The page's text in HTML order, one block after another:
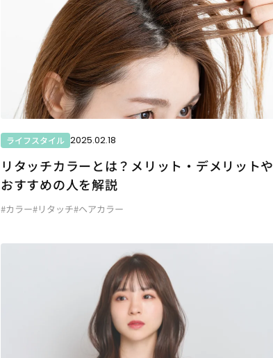
ライフスタイル 2025.02.18
リタッチカラーとは？メリット・デメリットや
おすすめの人を解説
#カラー#リタッチ#ヘアカラー